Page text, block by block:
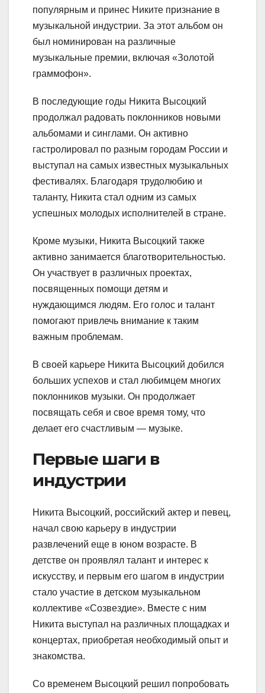
популярным и принес Никите признание в
музыкальной индустрии. За этот альбом он
был номинирован на различные
музыкальные премии, включая «Золотой
граммофон».
В последующие годы Никита Высоцкий
продолжал радовать поклонников новыми
альбомами и синглами. Он активно
гастролировал по разным городам России и
выступал на самых известных музыкальных
фестивалях. Благодаря трудолюбию и
таланту, Никита стал одним из самых
успешных молодых исполнителей в стране.
Кроме музыки, Никита Высоцкий также
активно занимается благотворительностью.
Он участвует в различных проектах,
посвященных помощи детям и
нуждающимся людям. Его голос и талант
помогают привлечь внимание к таким
важным проблемам.
В своей карьере Никита Высоцкий добился
больших успехов и стал любимцем многих
поклонников музыки. Он продолжает
посвящать себя и свое время тому, что
делает его счастливым — музыке.
Первые шаги в
индустрии
Никита Высоцкий, российский актер и певец,
начал свою карьеру в индустрии
развлечений еще в юном возрасте. В
детстве он проявлял талант и интерес к
искусству, и первым его шагом в индустрии
стало участие в детском музыкальном
коллективе «Созвездие». Вместе с ним
Никита выступал на различных площадках и
концертах, приобретая необходимый опыт и
знакомства.
Со временем Высоцкий решил попробовать